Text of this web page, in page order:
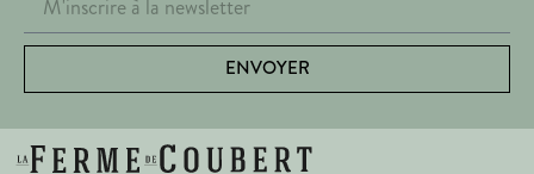
ENVOYER